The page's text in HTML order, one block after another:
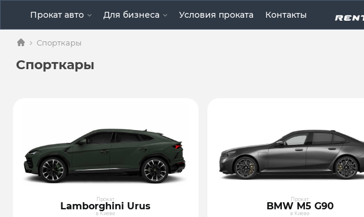
Прокат авто Для бизнеса Условия проката Контакты
Спорткары
Спорткары
Прокат
Lamborghini Urus
в Киеве
Прокат
BMW M5 G90
в Киеве